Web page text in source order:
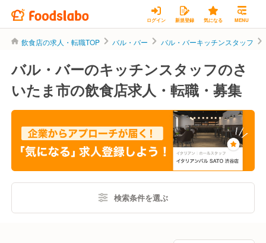
ログイン 新規登録 気になる MENU
飲食店の求人・転職TOP バル・バー バル・バーキッチンスタッフ
バル・バーのキッチンスタッフのさ
いたま市の飲食店求人・転職・募集
検索条件を選ぶ